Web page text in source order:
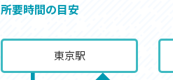
所要時間の目安
東京駅